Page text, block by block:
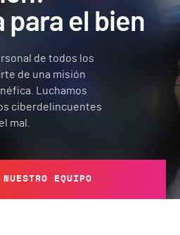
para el bien
de todos los
de una misión
Luchamos
ciberdelincuentes
mal.
EQUIPO